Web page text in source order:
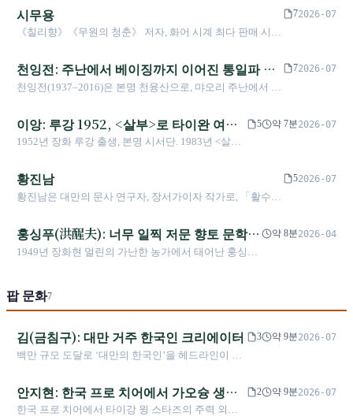
곳을 상상하는 창구가 되었다. 1979년 호세가 잠수
중 사고로 사망했다. 1990년 각본을 쓴 <녹록홍진>
였다.
력 기술에 차이 존재(P0⚠️). 1985년 12월 『야화집』
초판 출간, 21일 만에 24쇄, 4개월 만에 10만 부 돌
파. 2012-2014년 타이완 초대 문화부 장관(마잉주
시무용
《칠리향》《무원의 청춘》 저자, 화어 시계 최다 판매 시
72026-07
천잉전: 주난에서 베이징까지 이어진 통일파 문
학의 양심
천잉전(1937–2016)은 본명 천융산으로, 먀오리 주난에서 태
역 노병과 대만 미성년 성매매 여성의 비극을 그려 이름을
알렸고, 1968년 「민주대만연맹 사건」으로 징역 10년을 선
고받았다(1975년 장제스 사망 특사로 조기 출옥). 1985년
었다. 1988년 중국통일연맹을 창립하고 초대 주석을 맡았으
며, 2006년 뇌졸중 이후 베이징으로 이주했고 2016년 베이
으로 개입한 핵심 이론가였다.
72026-07
이앙: 루강 1952, <살부>로 타이완 여성
주의 문학의 개척자
1952년 장화 루강 출생, 본명 시서단. 1983년 <살부>
을 충격에 빠뜨림. 1991년 <미원>. 2004년 프랑스 예
술문학훈장 기사 작위 수훈. 작품이 영어, 프랑스어,
독일어, 일본어 등 다국어로 번역되어 타이완에서
5 약 7분2026-07
황진남
황진남은 대만의 문사 연구자, 장서가이자 작가로, 「활수래
공유하며, 《대만 역사상 가장 재미있는 대만사》 등의 저서
가 있다.
52026-07
훙싱푸(洪醒夫): 너무 일찍 저문 향토 문학의
거성
1949년 장화현 얼린의 가난한 농가에서 태어난 훙싱푸
작했으며, 짧은 15년 동안 《헤이<0xEB><0xAA>
<0x90>칭짜이(黑面慶仔)》, 《오토(吾土)》, 《산시(散
상업으로 전환되는 실제 모습을 포착하여 문우들로부
터 '훙싱푸스키'라 불리며 전후 대만 문학의 지워지지 않
약 8분2026-04
팝 문화7
김(금침구): 대만 거주 한국인 크리에이터
백만 규모 도달로 ‘대만의 한국인’을 헤드라인이 아
3 약 9분2026-07
안지현: 한국 프로 치어에서 가오슝 생활
까지
한국 프로 치어에서 타이강 윙 스타즈의 주력 외국
2 약 9분2026-07